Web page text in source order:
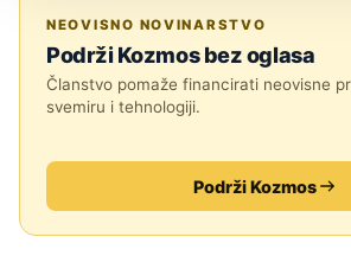
NEOVISNO NOVINARSTVO
Podrži Kozmos bez oglasa
Članstvo pomaže financirati neovisne
svemiru i tehnologiji.
Podrži Kozmos